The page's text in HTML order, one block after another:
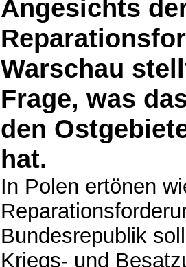
Angesichts
Warschau
Frage, was
den
hat.
In Polen ertönen
Bundesrepublik
Kriegs- und